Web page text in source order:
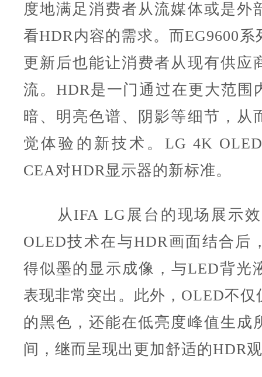
度地满足消费者从流媒体或是外
看HDR内容的需求。而EG9600系
更新后也能让消费者从现有供应
流。HDR是一门通过在更大范围
暗、明亮色谱、阴影等细节，从
觉体验的新技术。LG 4K
CEA对HDR显示器的新标准。
从IFA LG展台的现场展示效
OLED技术在与HDR画面结合后
得似墨的显示成像，与LED背光
表现非常突出。此外，OLED不仅
的黑色，还能在低亮度峰值生成
间，继而呈现出更加舒适的HDR